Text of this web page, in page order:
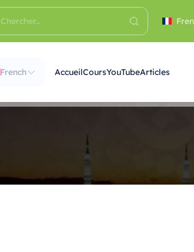
French AccueilCoursYouTubeArticles